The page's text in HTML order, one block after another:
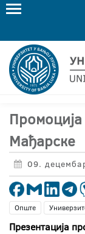
Мађарске
09.
Опште
Презентација